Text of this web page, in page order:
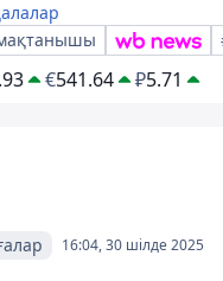
€541.64 ₽5.71
16:04, 30 шілде 2025